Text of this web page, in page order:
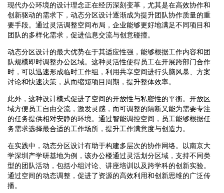
现代办公环境的设计理念正在经历深刻变革，尤其是在高效协作和
创新驱动的需求下，动态分区设计逐渐成为提升团队协作质量的重
要手段。通过灵活调整空间布局，企业能够更好地满足不同项目和
团队的多样化需求，促进信息交流与创意碰撞。
动态分区设计的最大优势在于其适应性强，能够根据工作内容和团
队规模即时调整办公区域。这种灵活性使得员工在开展跨部门合作
时，可以迅速形成临时工作组，利用共享空间进行头脑风暴、方案
讨论和快速决策，从而缩短项目周期，提升整体效率。
此外，这种设计模式促进了空间的开放性与私密性的平衡。开放区
域方便员工自由交流，激发灵感，而可调整的隔断又能为需要专注
的任务提供相对安静的环境。通过智能调控空间，员工能够根据任
务需求选择最合适的工作场所，提升工作满意度与创造力。
在实践中，动态分区设计有助于构建多层次的协作网络。以南京大
学深圳产学研基地为例，该办公楼通过灵活划分区域，支持不同类
型的团队活动，包括小组讨论、讲座培训以及跨学科的创新实验。
通过空间的动态调整，促进了资源的高效利用和创新思维的广泛传
播。